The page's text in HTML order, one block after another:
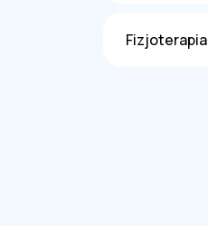
Fizjoterapia